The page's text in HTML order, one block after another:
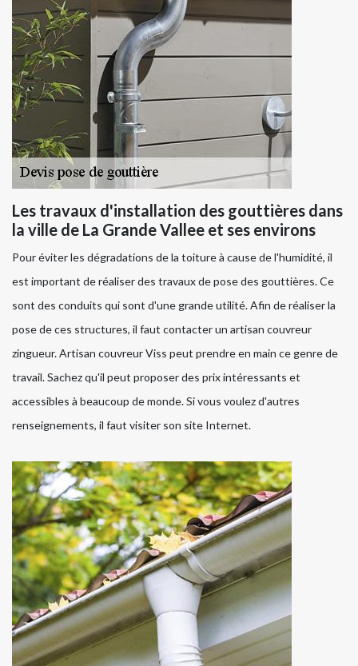
Les travaux d'installation des gouttières dans
la ville de La Grande Vallee et ses environs
Pour éviter les dégradations de la toiture à cause de l'humidité, il
est important de réaliser des travaux de pose des gouttières. Ce
sont des conduits qui sont d'une grande utilité. Afin de réaliser la
pose de ces structures, il faut contacter un artisan couvreur
zingueur. Artisan couvreur Viss peut prendre en main ce genre de
travail. Sachez qu'il peut proposer des prix intéressants et
accessibles à beaucoup de monde. Si vous voulez d'autres
renseignements, il faut visiter son site Internet.